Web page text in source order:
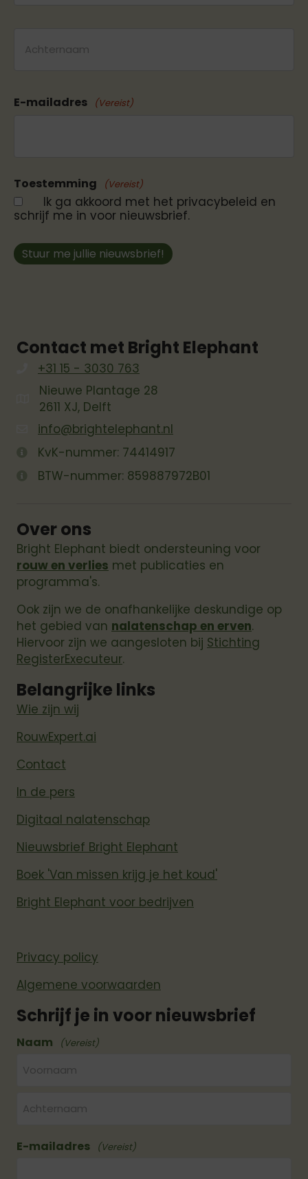
E-mailadres (Vereist)
Toestemming (Vereist)
Ik ga akkoord met het privacybeleid en
schrijf me in voor nieuwsbrief.
Stuur me jullie nieuwsbrief!
Contact met Bright Elephant
+31 15 - 3030 763
Nieuwe Plantage 28
2611 XJ, Delft
info@brightelephant.nl
KvK-nummer: 74414917
BTW-nummer: 859887972B01
Over ons
Bright Elephant biedt ondersteuning voor
rouw en verlies met publicaties en
programma's.
Ook zijn we de onafhankelijke deskundige op
het gebied van nalatenschap en erven.
Hiervoor zijn we aangesloten bij Stichting
RegisterExecuteur.
Belangrijke links
Wie zijn wij
RouwExpert.ai
Contact
In de pers
Digitaal nalatenschap
Nieuwsbrief Bright Elephant
Boek 'Van missen krijg je het koud'
Bright Elephant voor bedrijven
Privacy policy
Algemene voorwaarden
Schrijf je in voor nieuwsbrief
Naam (Vereist)
E-mailadres (Vereist)